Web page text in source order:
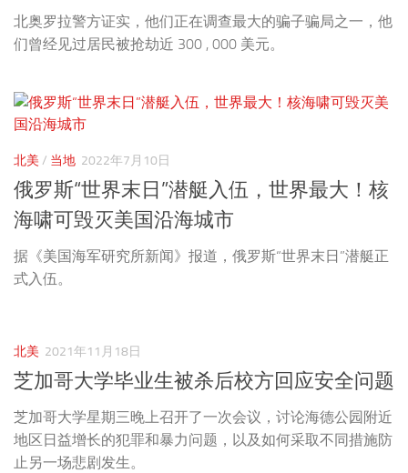
北奥罗拉警方证实，他们正在调查最大的骗子骗局之一，他
们曾经见过居民被抢劫近 300 , 000 美元。
北美 / 当地 2022年7月10日
俄罗斯“世界末日”潜艇入伍，世界最大！核
海啸可毁灭美国沿海城市
据《美国海军研究所新闻》报道，俄罗斯“世界末日”潜艇正
式入伍。
北美 2021年11月18日
芝加哥大学毕业生被杀后校方回应安全问题
芝加哥大学星期三晚上召开了一次会议，讨论海德公园附近
地区日益增长的犯罪和暴力问题，以及如何采取不同措施防
止另一场悲剧发生。